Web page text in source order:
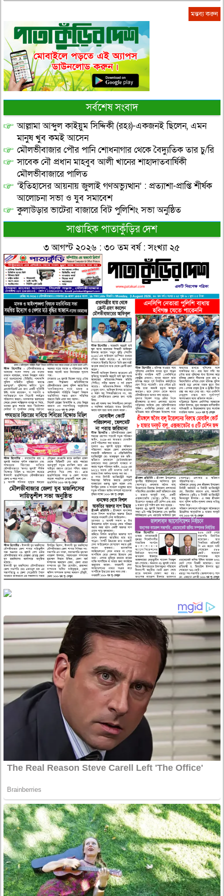
সর্বশেষ সংবাদ
আল্লামা আব্দুল কাইয়ুম সিদ্দিকী (রহঃ)-একজনই ছিলেন, এমন
মানুষ খুব কমই আসেন
মৌলভীবাজার পৌর পানি শোধনাগার থেকে বৈদ্যুতিক তার চু/রি
সাবেক নৌ প্রধান মাহবুব আলী খানের শাহাদাতবার্ষিকী
মৌলভীবাজারে পালিত
‘ইতিহাসের আয়নায় জুলাই গণঅভ্যুত্থান’ : প্রত্যাশা-প্রাপ্তি শীর্ষক
আলোচনা সভা ও যুব সমাবেশ
কুলাউড়ার ভাটেরা বাজারে বিট পুলিশিং সভা অনুষ্ঠিত
সাপ্তাহিক পাতাকুঁড়ির দেশ
৩ আগস্ট ২০২৬ : ৩০ তম বর্ষ : সংখ্যা ২৫